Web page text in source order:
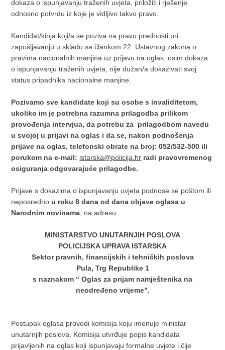
dokaza o ispunjavanju traženih uvjeta, priložiti i rješenje
odnosno potvrdu iz koje je vidljivo takvo pravo.
Kandidat/kinja koji/a se poziva na pravo prednosti pri
zapošljavanju u skladu sa člankom 22. Ustavnog zakona o
pravima nacionalnih manjina uz prijavu na oglas, osim dokaza
o ispunjavanju traženih uvjeta, nije dužan/a dokazivati svoj
status pripadnika nacionalne manjine.
Pozivamo sve kandidate koji su osobe s invaliditetom,
ukoliko im je potrebna razumna prilagodba prilikom
provođenja intervjua, da potrebu za prilagodbom navedu
u svojoj u prijavi na oglas i da se, nakon podnošenja
prijave na oglas, telefonski obrate na broj: 052/532-500 ili
porukom na e-mail: istarska@policija.hr radi pravovremenog
osiguranja odgovarajuće prilagodbe.
Prijave s dokazima o ispunjavanju uvjeta podnose se poštom ili
neposrednou roku 8 dana od dana objave oglasa u
Narodnim novinama , na adresu:
MINISTARSTVO UNUTARNJIH POSLOVA
POLICIJSKA UPRAVA ISTARSKA
Sektor pravnih, financijskih i tehničkih poslova
Pula, Trg Republike 1
s naznakom “ Oglas za prijam namještenika na
neodređeno vrijeme”.
Postupak oglasa provodi komisija koju imenuje ministar
unutarnjih poslova. Komisija utvrđuje popis kandidata
prijavljenih na oglas koji ispunjavaju formalne uvjete i čije